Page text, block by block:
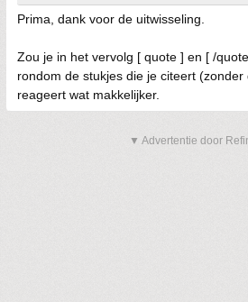
Prima, dank voor de uitwisseling.
Zou je in het vervolg [ quote ] en [ /
rondom de stukjes die je citeert (zonder
reageert wat makkelijker.
▼ Advertentie door